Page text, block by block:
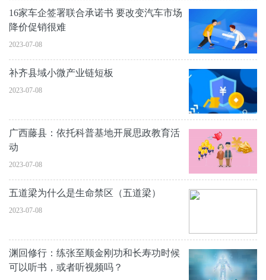
16家车企签署联合承诺书 要改变汽车市场
降价促销很难
2023-07-08
补齐县域小微产业链短板
2023-07-08
广西藤县：依托科普基地开展思政教育活
动
2023-07-08
五道梁为什么是生命禁区（五道梁）
2023-07-08
渊回修行：练张至顺金刚功和长寿功时候
可以听书，或者听视频吗？